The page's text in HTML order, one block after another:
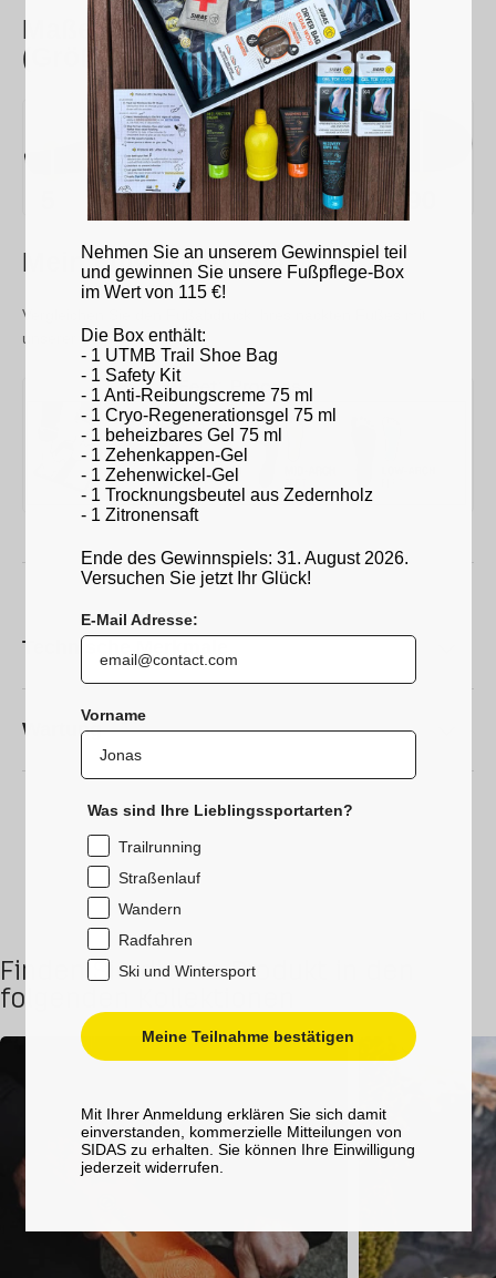
Maße der Einlegesohle in mm
(Größe M)
Mein Fußgewölbetyp
Vergleichen Sie den Fußabdruck Ihres nackten Fußes mit
unserer Vorlage.
Technische Merkmale
Wartung
Finden Sie dieses Produkt in den
folgenden Kollektionen
Nehmen Sie an unserem Gewinnspiel teil
und gewinnen Sie unsere Fußpflege-Box
im Wert von 115 €!
Die Box enthält:
- 1 UTMB Trail Shoe Bag
- 1 Safety Kit
- 1 Anti-Reibungscreme 75 ml
- 1 Cryo-Regenerationsgel 75 ml
- 1 beheizbares Gel 75 ml
- 1 Zehenkappen-Gel
- 1 Zehenwickel-Gel
- 1 Trocknungsbeutel aus Zedernholz
- 1 Zitronensaft
Ende des Gewinnspiels: 31. August 2026.
Versuchen Sie jetzt Ihr Glück!
E-Mail Adresse:
Vorname
Was sind Ihre Lieblingssportarten?
Trailrunning
Straßenlauf
Wandern
Radfahren
Ski und Wintersport
Meine Teilnahme bestätigen
Mit Ihrer Anmeldung erklären Sie sich damit
einverstanden, kommerzielle Mitteilungen von
SIDAS zu erhalten. Sie können Ihre Einwilligung
jederzeit widerrufen.